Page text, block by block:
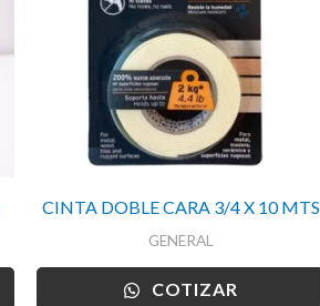
CINTA DOBLE CARA 3/4 X 10 MTS
GENERAL
COTIZAR